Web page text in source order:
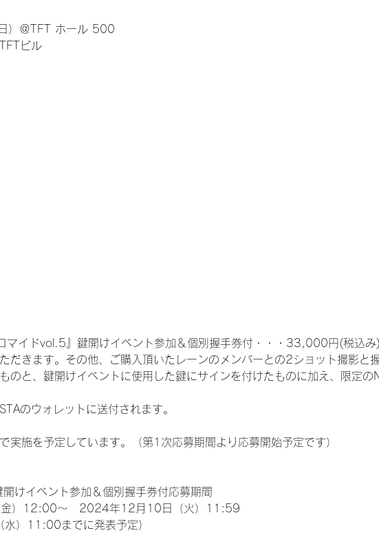
）＠TFT ホール 500
ビル
マイドvol.5』鍵開けイベント参加＆個別握手券付・・・33,000円(税込み)
だきます。その他、ご購入頂いたレーンのメンバーとの2ショット撮影と
のと、鍵開けイベントに使用した鍵にサインを付けたものに加え、限定の
のウォレットに送付されます。
実施を予定しています。（第1次応募期間より応募開始予定です）
けイベント参加＆個別握手券付応募期間
）12:00～　2024年12月10日（火）11:59
）11:00までに発表予定）